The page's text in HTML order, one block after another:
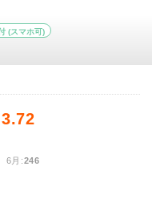
(スマホ可)
3.72
月:246